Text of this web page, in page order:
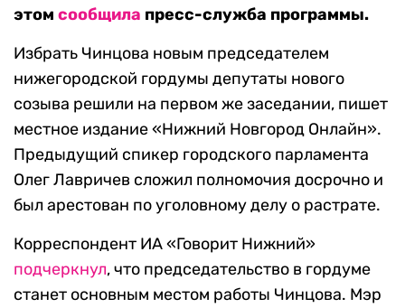
этом сообщила пресс-служба программы.
Избрать Чинцова новым председателем
нижегородской гордумы депутаты нового
созыва решили на первом же заседании, пишет
местное издание «Нижний Новгород Онлайн».
Предыдущий спикер городского парламента
Олег Лавричев сложил полномочия досрочно и
был арестован по уголовному делу о растрате.
Корреспондент ИА «Говорит Нижний»
подчеркнул, что председательство в гордуме
станет основным местом работы Чинцова. Мэр